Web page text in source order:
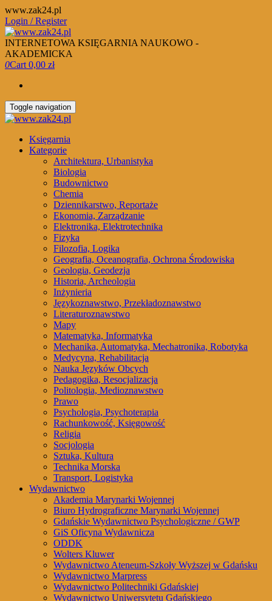
Skip
to
the
content
www.zak24.pl
Login / Register
INTERNETOWA KSIĘGARNIA NAUKOWO -
AKADEMICKA
0Cart 0,00 zł
Toggle navigation
Księgarnia
Kategorie
Architektura, Urbanistyka
Biologia
Budownictwo
Chemia
Dziennikarstwo, Reportaże
Ekonomia, Zarządzanie
Elektronika, Elektrotechnika
Fizyka
Filozofia, Logika
Geografia, Oceanografia, Ochrona Środowiska
Geologia, Geodezja
Historia, Archeologia
Inżynieria
Językoznawstwo, Przekładoznawstwo
Literaturoznawstwo
Mapy
Matematyka, Informatyka
Mechanika, Automatyka, Mechatronika, Robotyka
Medycyna, Rehabilitacja
Nauka Języków Obcych
Pedagogika, Resocjalizacja
Politologia, Medioznawstwo
Prawo
Psychologia, Psychoterapia
Rachunkowość, Księgowość
Religia
Socjologia
Sztuka, Kultura
Technika Morska
Transport, Logistyka
Wydawnictwo
Akademia Marynarki Wojennej
Biuro Hydrograficzne Marynarki Wojennej
Gdańskie Wydawnictwo Psychologiczne / GWP
GiS Oficyna Wydawnicza
ODDK
Wolters Kluwer
Wydawnictwo Ateneum-Szkoły Wyższej w Gdańsku
Wydawnictwo Marpress
Wydawnictwo Politechniki Gdańskiej
Wydawnictwo Uniwersytetu Gdańskiego